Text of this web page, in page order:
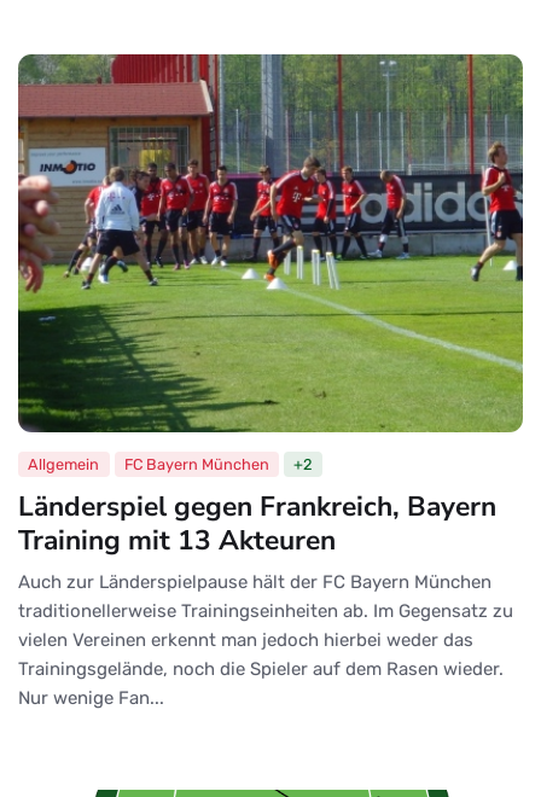
Länderspiel gegen Frankreich, Bayern
Training mit 13 Akteuren
Auch zur Länderspielpause hält der FC Bayern München
traditionellerweise Trainingseinheiten ab. Im Gegensatz zu
vielen Vereinen erkennt man jedoch hierbei weder das
Trainingsgelände, noch die Spieler auf dem Rasen wieder.
Nur wenige Fan...
Allgemein FC Bayern München +2